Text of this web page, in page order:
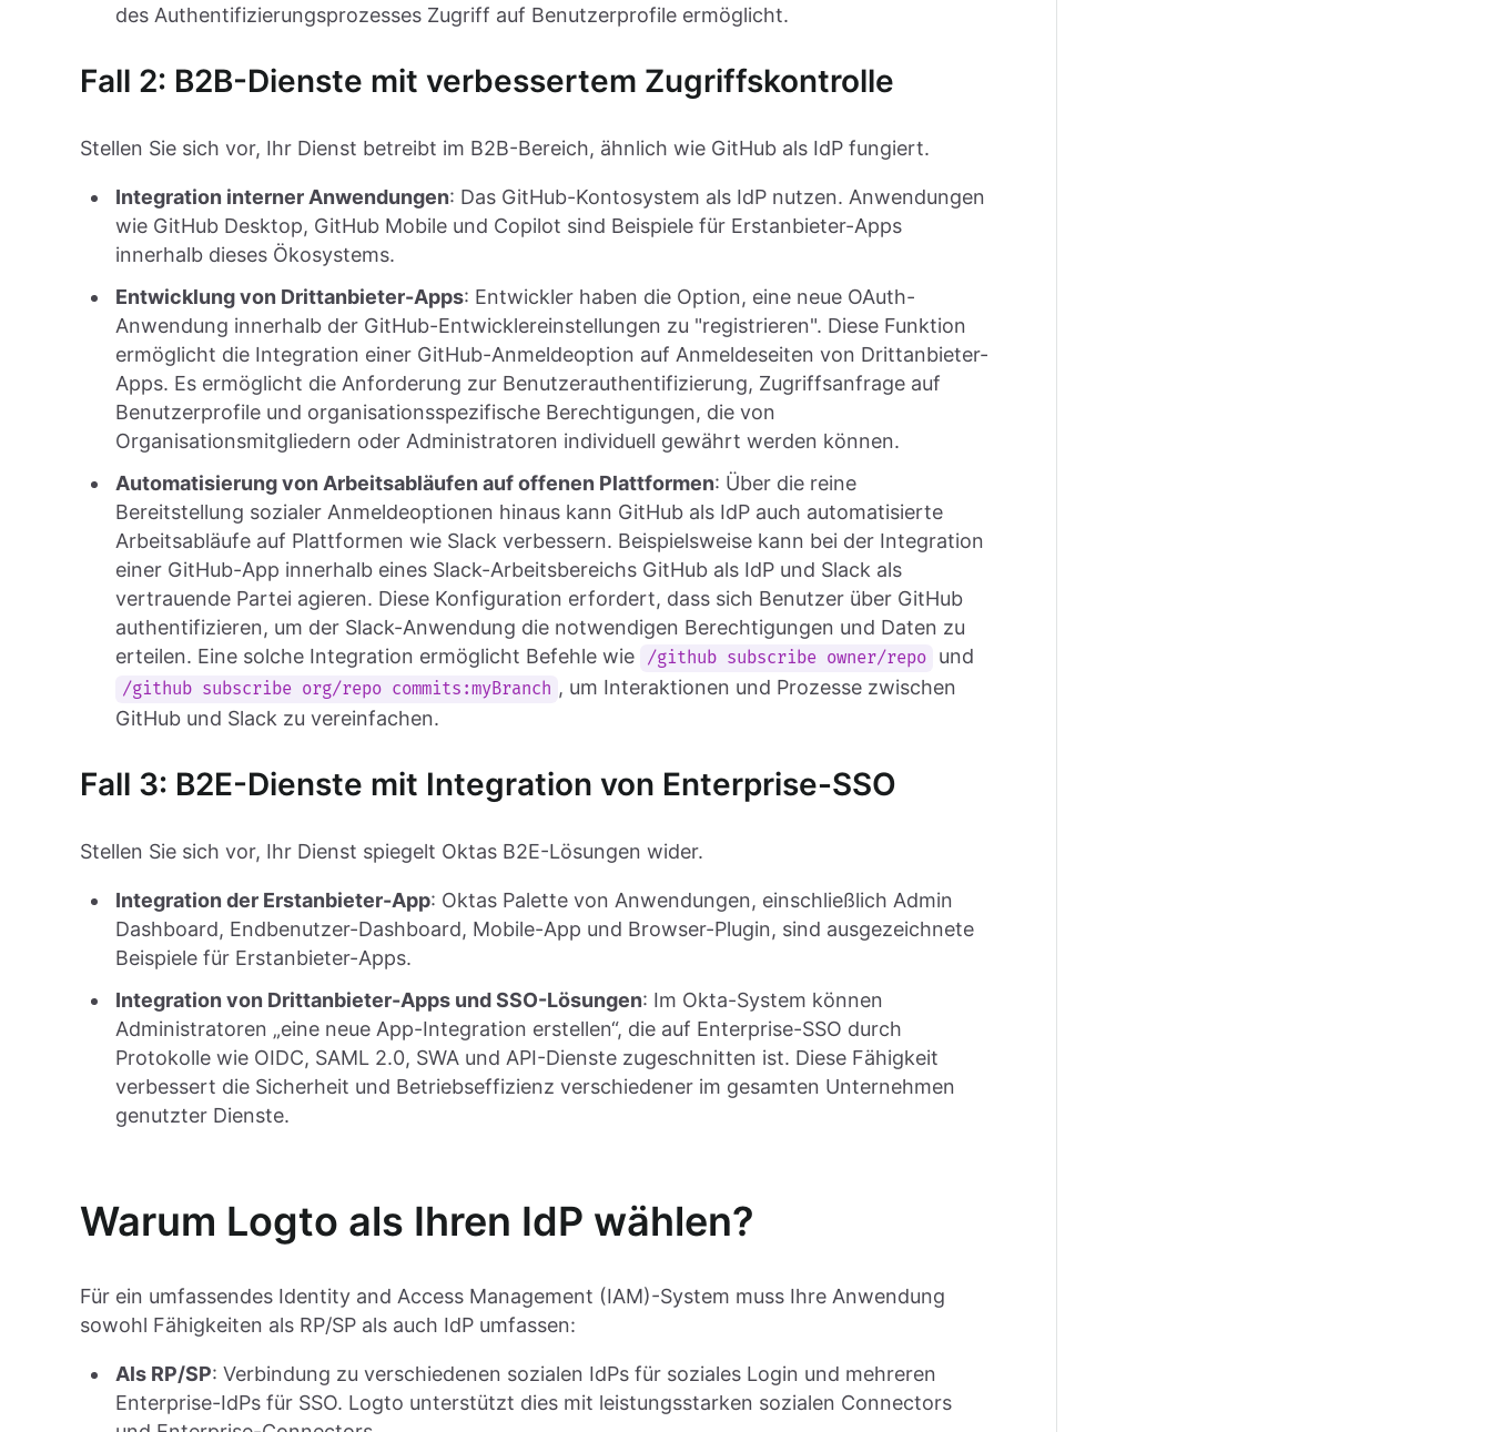
des Authentifizierungsprozesses Zugriff auf Benutzerprofile ermöglicht.
Fall 2: B2B-Dienste mit verbessertem Zugriffskontrolle
Stellen Sie sich vor, Ihr Dienst betreibt im B2B-Bereich, ähnlich wie GitHub als IdP fungiert.
Integration interner Anwendungen: Das GitHub-Kontosystem als IdP nutzen. Anwendungen
wie GitHub Desktop, GitHub Mobile und Copilot sind Beispiele für Erstanbieter-Apps
innerhalb dieses Ökosystems.
Entwicklung von Drittanbieter-Apps: Entwickler haben die Option, eine neue OAuth-
Anwendung innerhalb der GitHub-Entwicklereinstellungen zu "registrieren". Diese Funktion
ermöglicht die Integration einer GitHub-Anmeldeoption auf Anmeldeseiten von Drittanbieter-
Apps. Es ermöglicht die Anforderung zur Benutzerauthentifizierung, Zugriffsanfrage auf
Benutzerprofile und organisationsspezifische Berechtigungen, die von
Organisationsmitgliedern oder Administratoren individuell gewährt werden können.
Automatisierung von Arbeitsabläufen auf offenen Plattformen: Über die reine
Bereitstellung sozialer Anmeldeoptionen hinaus kann GitHub als IdP auch automatisierte
Arbeitsabläufe auf Plattformen wie Slack verbessern. Beispielsweise kann bei der Integration
einer GitHub-App innerhalb eines Slack-Arbeitsbereichs GitHub als IdP und Slack als
vertrauende Partei agieren. Diese Konfiguration erfordert, dass sich Benutzer über GitHub
authentifizieren, um der Slack-Anwendung die notwendigen Berechtigungen und Daten zu
erteilen. Eine solche Integration ermöglicht Befehle wie
/github subscribe owner/repo und
/github subscribe org/repo commits:myBranch , um Interaktionen und Prozesse zwischen
GitHub und Slack zu vereinfachen.
Fall 3: B2E-Dienste mit Integration von Enterprise-SSO
Stellen Sie sich vor, Ihr Dienst spiegelt Oktas B2E-Lösungen wider.
Integration der Erstanbieter-App: Oktas Palette von Anwendungen, einschließlich Admin
Dashboard, Endbenutzer-Dashboard, Mobile-App und Browser-Plugin, sind ausgezeichnete
Beispiele für Erstanbieter-Apps.
Integration von Drittanbieter-Apps und SSO-Lösungen: Im Okta-System können
Administratoren „eine neue App-Integration erstellen“, die auf Enterprise-SSO durch
Protokolle wie OIDC, SAML 2.0, SWA und API-Dienste zugeschnitten ist. Diese Fähigkeit
verbessert die Sicherheit und Betriebseffizienz verschiedener im gesamten Unternehmen
genutzter Dienste.
Warum Logto als Ihren IdP wählen?
Für ein umfassendes Identity and Access Management (IAM)-System muss Ihre Anwendung
sowohl Fähigkeiten als RP/SP als auch IdP umfassen:
Als RP/SP: Verbindung zu verschiedenen sozialen IdPs für soziales Login und mehreren
Enterprise-IdPs für SSO. Logto unterstützt dies mit leistungsstarken sozialen Connectors